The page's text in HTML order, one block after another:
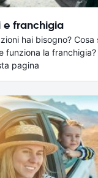
e franchigia
hai bisogno?
funziona la
pagina